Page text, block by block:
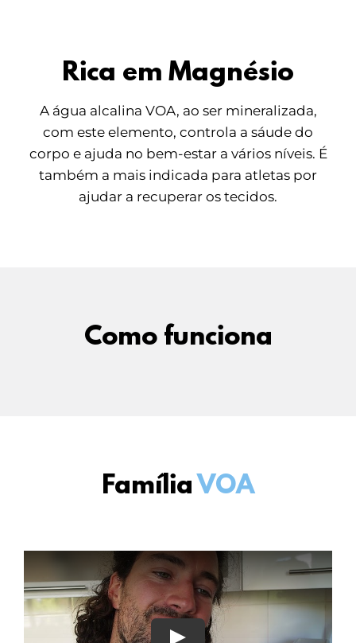
Rica em Magnésio
A água alcalina VOA, ao ser mineralizada,
com este elemento, controla a sáude do
corpo e ajuda no bem-estar a vários níveis. É
também a mais indicada para atletas por
ajudar a recuperar os tecidos.
Como funciona
FamíliaVOA